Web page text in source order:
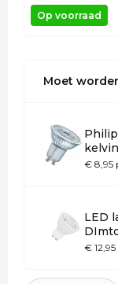
Op voorraad
Moet
€ 8,95
LED
€